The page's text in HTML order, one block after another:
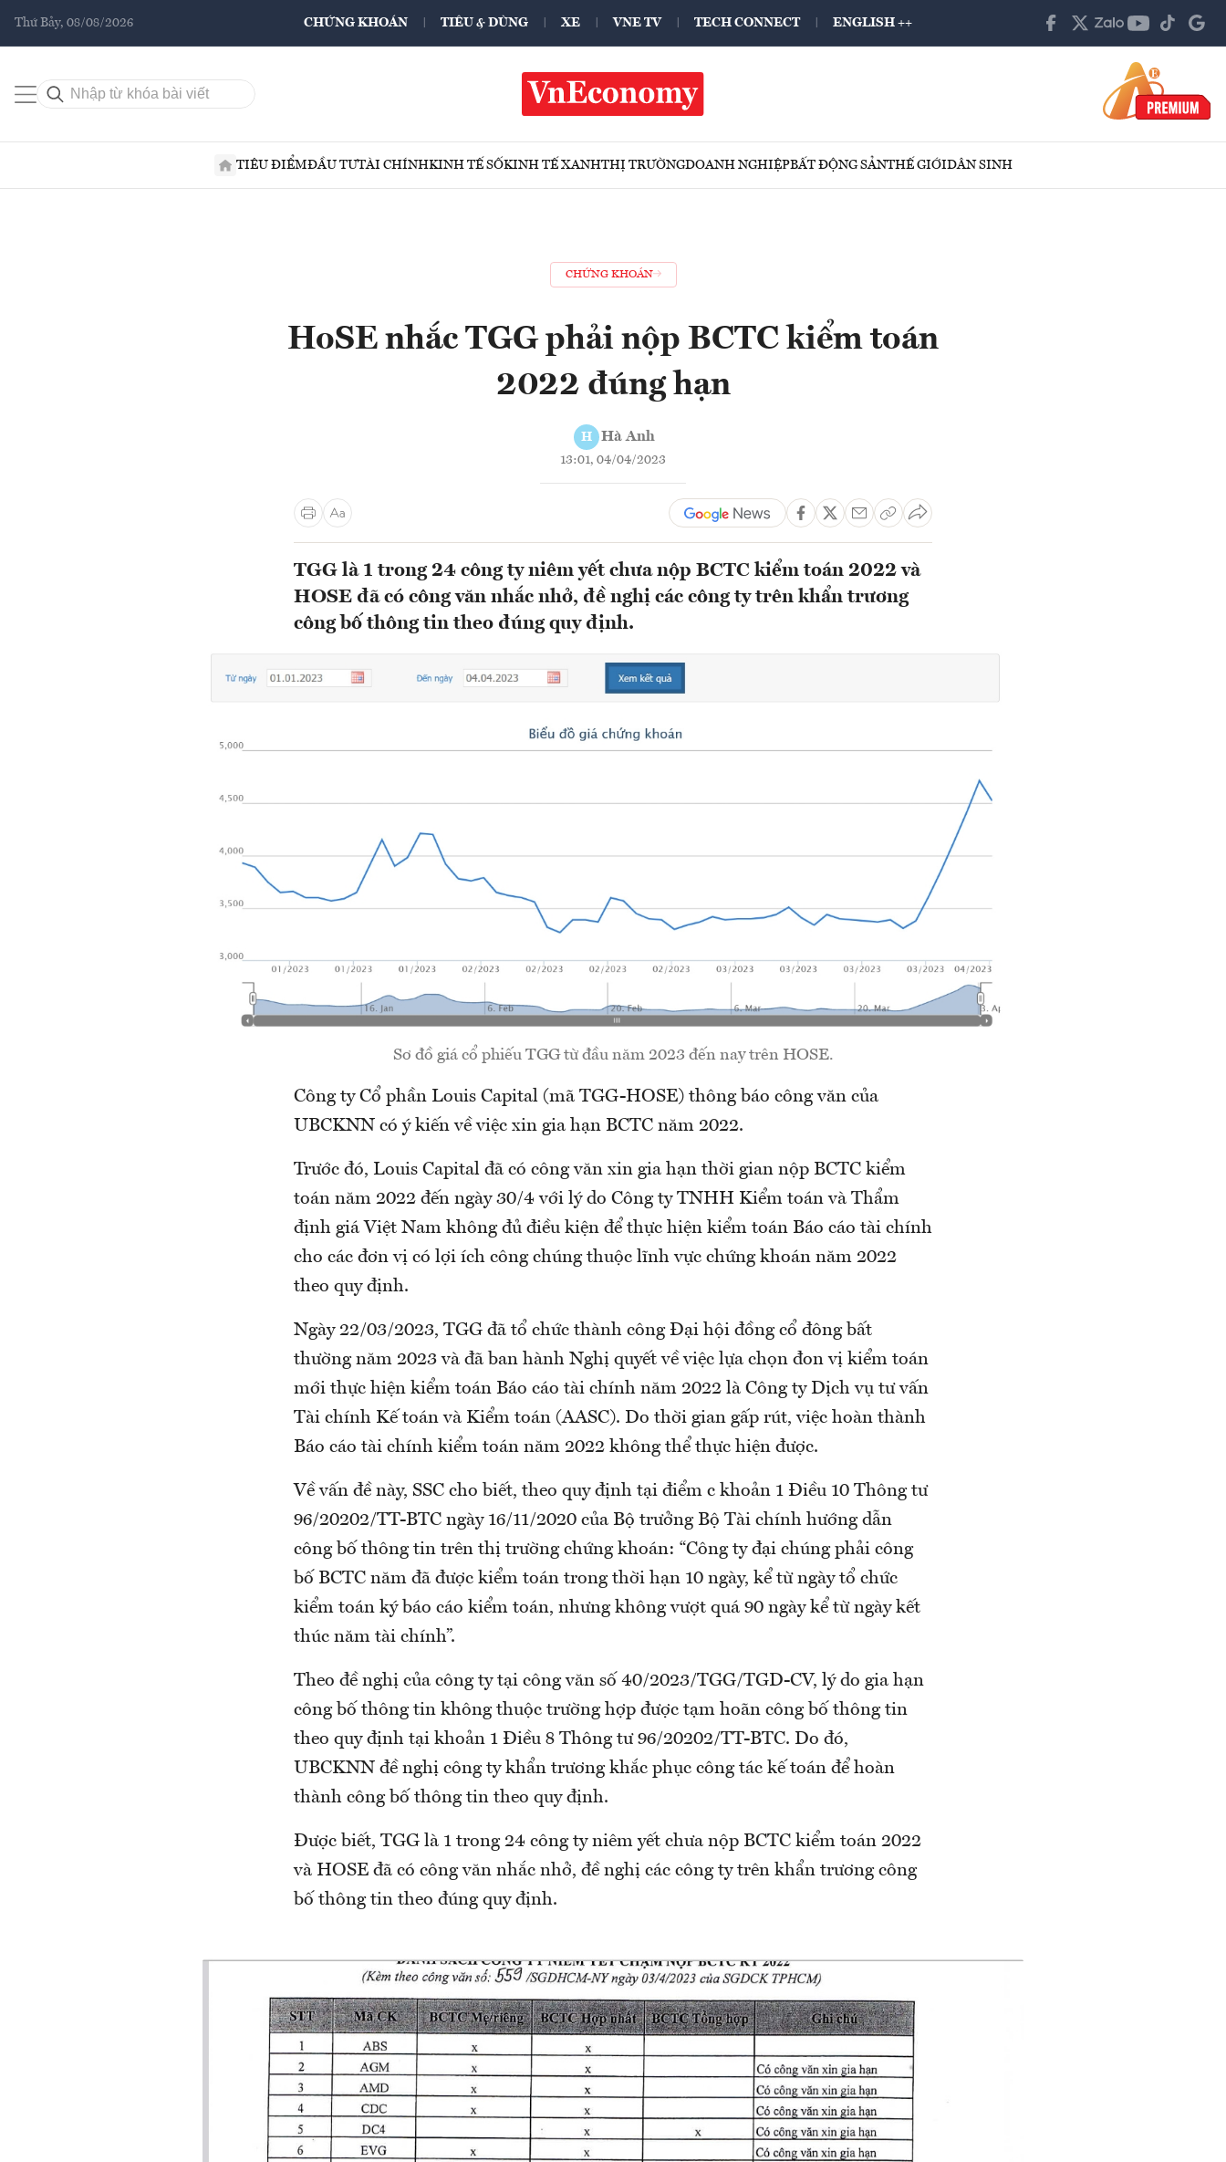
Thứ Bảy, 08/08/2026 CHỨNG KHOÁN TIÊU & DÙNG XE VNE TV TECH CONNECT ENGLISH ++
TIÊU ĐIỂMĐẦU TƯTÀI CHÍNHKINH TẾ SỐKINH TẾ XANHTHỊ TRƯỜNGDOANH NGHIỆPBẤT ĐỘNG SẢNTHẾ GIỚIDÂN SINH
CHỨNG KHOÁN
HoSE nhắc TGG phải nộp BCTC kiểm toán
2022 đúng hạn
H Hà Anh
13:01, 04/04/2023
TGG là 1 trong 24 công ty niêm yết chưa nộp BCTC kiểm toán 2022 và
HOSE đã có công văn nhắc nhở, đề nghị các công ty trên khẩn trương
công bố thông tin theo đúng quy định.
Sơ đồ giá cổ phiếu TGG từ đầu năm 2023 đến nay trên HOSE.
Công ty Cổ phần Louis Capital (mã TGG-HOSE) thông báo công văn của
UBCKNN có ý kiến về việc xin gia hạn BCTC năm 2022.
Trước đó, Louis Capital đã có công văn xin gia hạn thời gian nộp BCTC kiểm
toán năm 2022 đến ngày 30/4 với lý do Công ty TNHH Kiểm toán và Thẩm
định giá Việt Nam không đủ điều kiện để thực hiện kiểm toán Báo cáo tài chính
cho các đơn vị có lợi ích công chúng thuộc lĩnh vực chứng khoán năm 2022
theo quy định.
Ngày 22/03/2023, TGG đã tổ chức thành công Đại hội đồng cổ đông bất
thường năm 2023 và đã ban hành Nghị quyết về việc lựa chọn đon vị kiểm toán
mới thực hiện kiểm toán Báo cáo tài chính năm 2022 là Công ty Dịch vụ tư vấn
Tài chính Kế toán và Kiểm toán (AASC). Do thời gian gấp rút, việc hoàn thành
Báo cáo tài chính kiểm toán năm 2022 không thể thực hiện được.
Về vấn đề này, SSC cho biết, theo quy định tại điểm c khoản 1 Điều 10 Thông tư
96/20202/TT-BTC ngày 16/11/2020 của Bộ trưởng Bộ Tài chính hướng dẫn
công bố thông tin trên thị trường chứng khoán: “Công ty đại chúng phải công
bố BCTC năm đã được kiểm toán trong thời hạn 10 ngày, kể từ ngày tổ chức
kiểm toán ký báo cáo kiểm toán, nhưng không vượt quá 90 ngày kể từ ngày kết
thúc năm tài chính”.
Theo đề nghị của công ty tại công văn số 40/2023/TGG/TGD-CV, lý do gia hạn
công bố thông tin không thuộc trường hợp được tạm hoãn công bố thông tin
theo quy định tại khoản 1 Điều 8 Thông tư 96/20202/TT-BTC. Do đó,
UBCKNN đề nghị công ty khẩn trương khắc phục công tác kế toán để hoàn
thành công bố thông tin theo quy định.
Được biết, TGG là 1 trong 24 công ty niêm yết chưa nộp BCTC kiểm toán 2022
và HOSE đã có công văn nhắc nhở, đề nghị các công ty trên khẩn trương công
bố thông tin theo đúng quy định.